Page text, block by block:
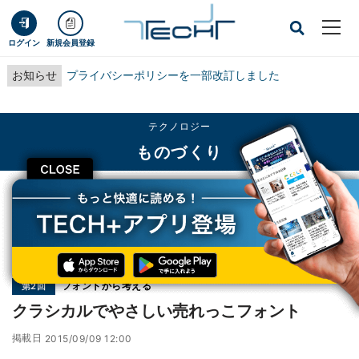
ログイン 新規会員登録
お知らせ プライバシーポリシーを一部改訂しました
CLOSE
テクノロジー
ものづくり
TECH+ テクノロジー
ものづくり
クラシカルでやさしい売れっこフォント
第2回 フォントから考える
クラシカルでやさしい売れっこフォント
掲載日 2015/09/09 12:00